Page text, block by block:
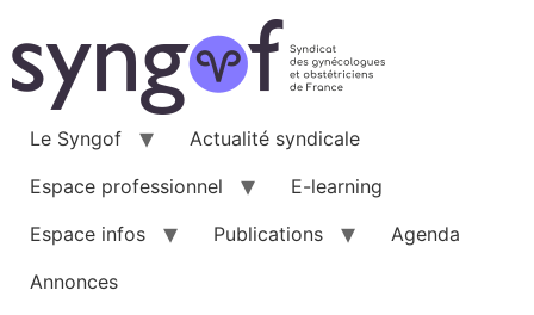
au
contenu
Le Syngof
Actualité syndicale
Espace professionnel
E-learning
Espace infos
Publications
Agenda
Annonces